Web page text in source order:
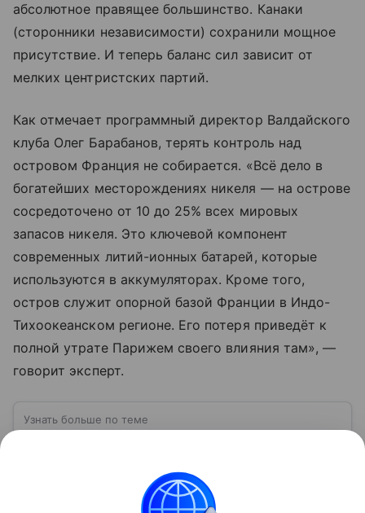
абсолютное правящее большинство. Канаки
(сторонники независимости) сохранили мощное
присутствие. И теперь баланс сил зависит от
мелких центристских партий.
Как отмечает программный директор Валдайского
клуба Олег Барабанов, терять контроль над
островом Франция не собирается. «Всё дело в
богатейших месторождениях никеля — на острове
сосредоточено от 10 до 25% всех мировых
запасов никеля. Это ключевой компонент
современных литий-ионных батарей, которые
используются в аккумуляторах. Кроме того,
остров служит опорной базой Франции в Индо-
Тихоокеанском регионе. Его потеря приведёт к
полной утрате Парижем своего влияния там», —
говорит эксперт.
Узнать больше по теме
Суверенитет — это верховная власть государства
над своей территорией и населением,
независимость в принятии решений и проведении